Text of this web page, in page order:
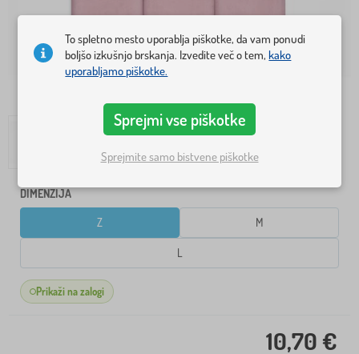
DIMENZIJA
Z M
L
Prikaži na zalogi
10,70 €
To spletno mesto uporablja piškotke, da vam ponudi
boljšo izkušnjo brskanja. Izvedite več o tem,kako
uporabljamo piškotke.
Sprejmi vse piškotke
Sprejmite samo bistvene piškotke